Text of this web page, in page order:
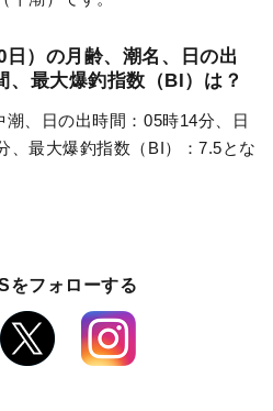
）の月齢、潮名、日の出
、最大爆釣指数（BI）は？
潮、日の出時間：05時14分、日
、最大爆釣指数（BI）：7.5とな
をフォローする